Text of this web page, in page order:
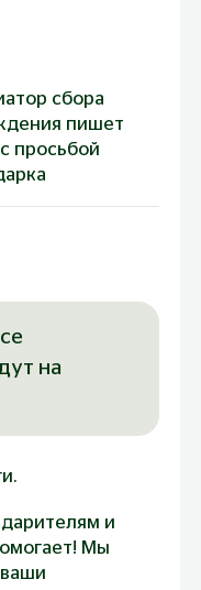
сбора
пишет
на
собрать
помощи
для
поступком.
перед
на
и
Мы